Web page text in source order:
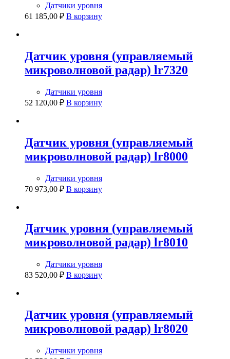
Датчики уровня
61 185,00 ₽ В корзину
Датчик уровня (управляемый
микроволновой радар) lr7320
Датчики уровня
52 120,00 ₽ В корзину
Датчик уровня (управляемый
микроволновой радар) lr8000
Датчики уровня
70 973,00 ₽ В корзину
Датчик уровня (управляемый
микроволновой радар) lr8010
Датчики уровня
83 520,00 ₽ В корзину
Датчик уровня (управляемый
микроволновой радар) lr8020
Датчики уровня